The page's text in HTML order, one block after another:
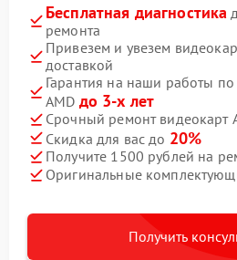
Бесплатная диагностика
ремонта
Привезем и увезем
доставкой
Гарантия на наши работы
AMD до 3-х лет
Срочный ремонт видеокарт
Скидка для вас до 20%
Получите 1500 рублей на
Оригинальные
Получить